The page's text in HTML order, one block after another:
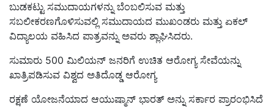
ಬುಡಕಟ್ಟು ಸಮುದಾಯಗಳನ್ನು ಬೆಂಬಲಿಸುವ ಮತ್ತು
ಸಬಲೀಕರಣಗೊಳಿಸುವಲ್ಲಿ ಸಮುದಾಯದ ಮುಖಂಡರು ಮತ್ತು ಏಕಲ್
ವಿದ್ಯಾಲಯ ವಹಿಸಿದ ಪಾತ್ರವನ್ನು ಅವರು ಶ್ಲಾಘಿಸಿದರು.
ಸುಮಾರು 500 ಮಿಲಿಯನ್ ಜನರಿಗೆ ಉಚಿತ ಆರೋಗ್ಯ ಸೇವೆಯನ್ನು
ಖಾತ್ರಿಪಡಿಸುವ ವಿಶ್ವದ ಅತಿದೊಡ್ಡ ಆರೋಗ್ಯ
ರಕ್ಷಣೆ ಯೋಜನೆಯಾದ ಆಯುಷ್ಮಾನ್ ಭಾರತ್ ಅನ್ನು ಸರ್ಕಾರ ಪ್ರಾರಂಭಿಸಿದೆ